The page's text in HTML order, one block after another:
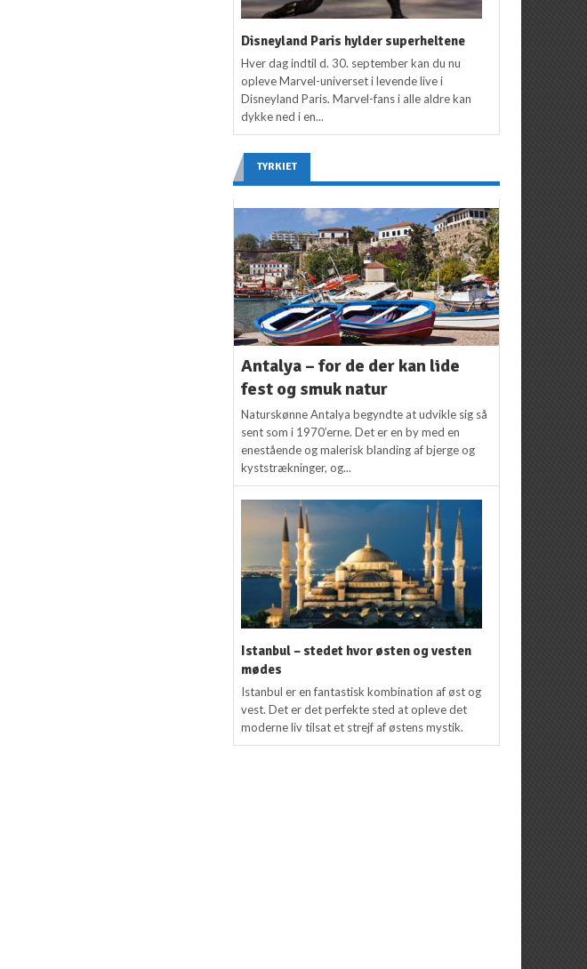
Disneyland Paris hylder superheltene
Hver dag indtil d. 30. september kan du nu
opleve Marvel-universet i levende live i
Disneyland Paris. Marvel-fans i alle aldre kan
dykke ned i en...
TYRKIET
Antalya – for de der kan lide
fest og smuk natur
Naturskønne Antalya begyndte at udvikle sig så
sent som i 1970’erne. Det er en by med en
enestående og malerisk blanding af bjerge og
kyststrækninger, og...
Istanbul – stedet hvor østen og vesten
mødes
Istanbul er en fantastisk kombination af øst og
vest. Det er det perfekte sted at opleve det
moderne liv tilsat et strejf af østens mystik.